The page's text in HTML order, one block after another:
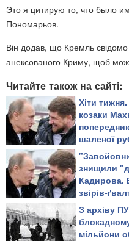
Это я цитирую то, что было
Пономарьов.
Він додав, що Кремль
анексованого Криму, щоб
Читайте також на сайті:
Хіти
козаки
шаленої
живцем або
шматки
знищили
Кадирова.
звірів-
повільно
З архіву
мільйони